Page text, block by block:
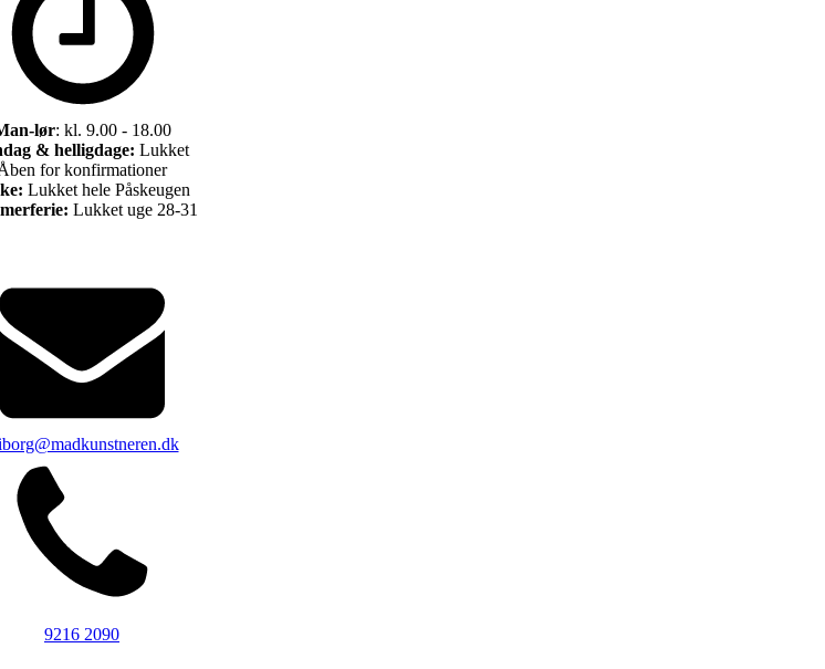
lør: kl. 9.00 - 18.00
& helligdage: Lukket
for konfirmationer
Lukket hele Påskeugen
Lukket uge 28-31
9216 2090